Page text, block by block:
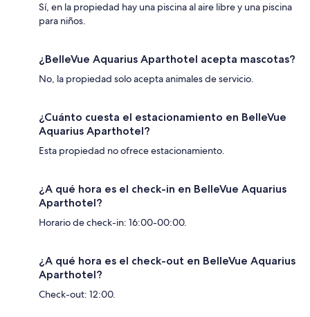
Sí, en la propiedad hay una piscina al aire libre y una piscina
para niños.
¿BelleVue Aquarius Aparthotel acepta mascotas?
No, la propiedad solo acepta animales de servicio.
¿Cuánto cuesta el estacionamiento en BelleVue
Aquarius Aparthotel?
Esta propiedad no ofrece estacionamiento.
¿A qué hora es el check-in en BelleVue Aquarius
Aparthotel?
Horario de check-in: 16:00-00:00.
¿A qué hora es el check-out en BelleVue Aquarius
Aparthotel?
Check-out: 12:00.